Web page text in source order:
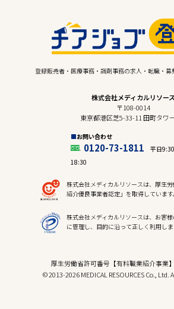
登録販売者・医療事務・調剤事務の求人・転職・募
株式会社メディカルリソース
〒108-0014
東京都港区芝5-33-11 田町タワ
お問い合わせ
0120-73-1811
平日
18:30
株式会社メディカルリソースは、厚生
紹介優良事業者認定」を取得しています
株式会社メディカルリソースは、お客
に管理し、目的に沿って正しく利用しま
厚生労働省許可番号【有料職業紹介事業
© 2013-2026 MEDICAL RESOURCES Co., Ltd.